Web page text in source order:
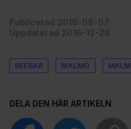
Publicerad 2016-08-07
Uppdaterad 2016-12-28
BEEBAR MALMÖ
DELA DEN HÄR ARTIKELN